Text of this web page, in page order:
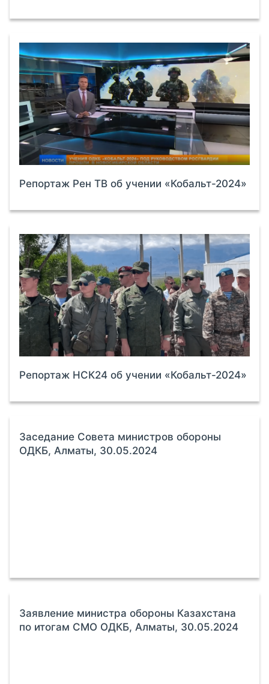
Репортаж Рен ТВ об учении «Кобальт-2024»
Репортаж НСК24 об учении «Кобальт-2024»
Заседание Совета министров обороны
ОДКБ, Алматы, 30.05.2024
Заявление министра обороны Казахстана
по итогам СМО ОДКБ, Алматы, 30.05.2024